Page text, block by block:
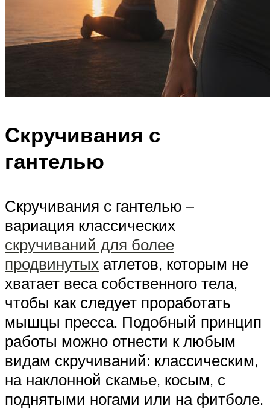
Скручивания с
гантелью
Скручивания с гантелью –
вариация классических
скручиваний для более
продвинутых атлетов, которым не
хватает веса собственного тела,
чтобы как следует проработать
мышцы пресса. Подобный принцип
работы можно отнести к любым
видам скручиваний: классическим,
на наклонной скамье, косым, с
поднятыми ногами или на фитболе.